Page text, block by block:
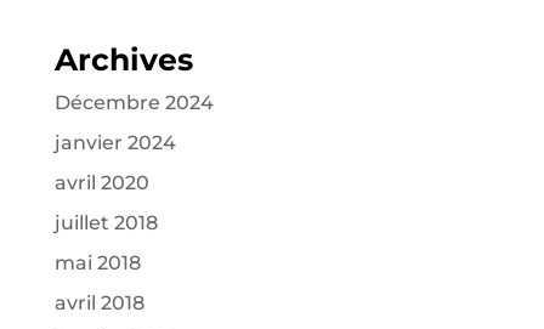
Archives
Décembre 2024
janvier 2024
avril 2020
juillet 2018
mai 2018
avril 2018